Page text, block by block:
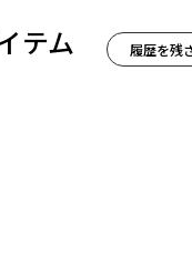
テム 履歴を残